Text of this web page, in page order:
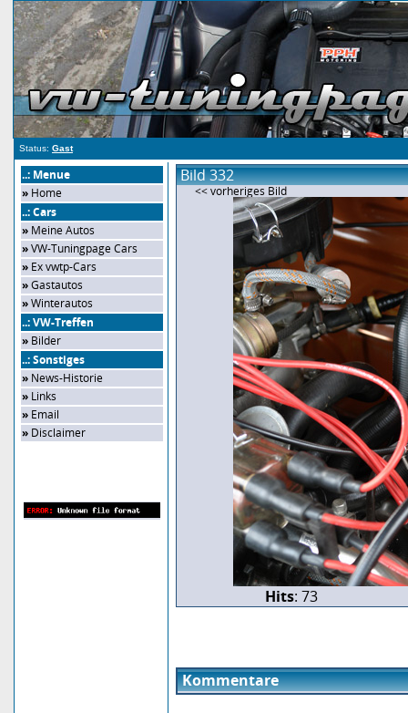
Status: Gast
..: Menue
» Home
..: Cars
» Meine Autos
»VW-Tuningpage Cars
» Ex vwtp-Cars
»Gastautos
»Winterautos
..: VW-Treffen
» Bilder
..: Sonstiges
» News-Historie
» Links
» Email
» Disclaimer
Bild 332
<< vorheriges Bild
Hits: 73
Kommentare